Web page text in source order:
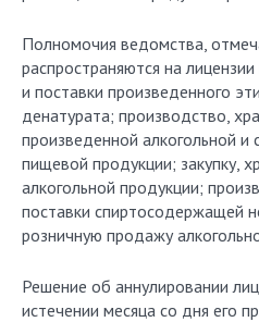
Полномочия ведомства,
распространяются на
и поставки произведенного
денатурата; производство,
произведенной алкогольной
пищевой продукции; закупку,
алкогольной продукции;
поставки спиртосодержащей
розничную продажу
Решение об аннулировании
истечении месяца со дня его